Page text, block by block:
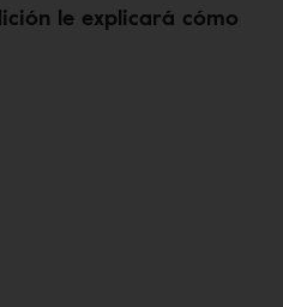
le explicará cómo